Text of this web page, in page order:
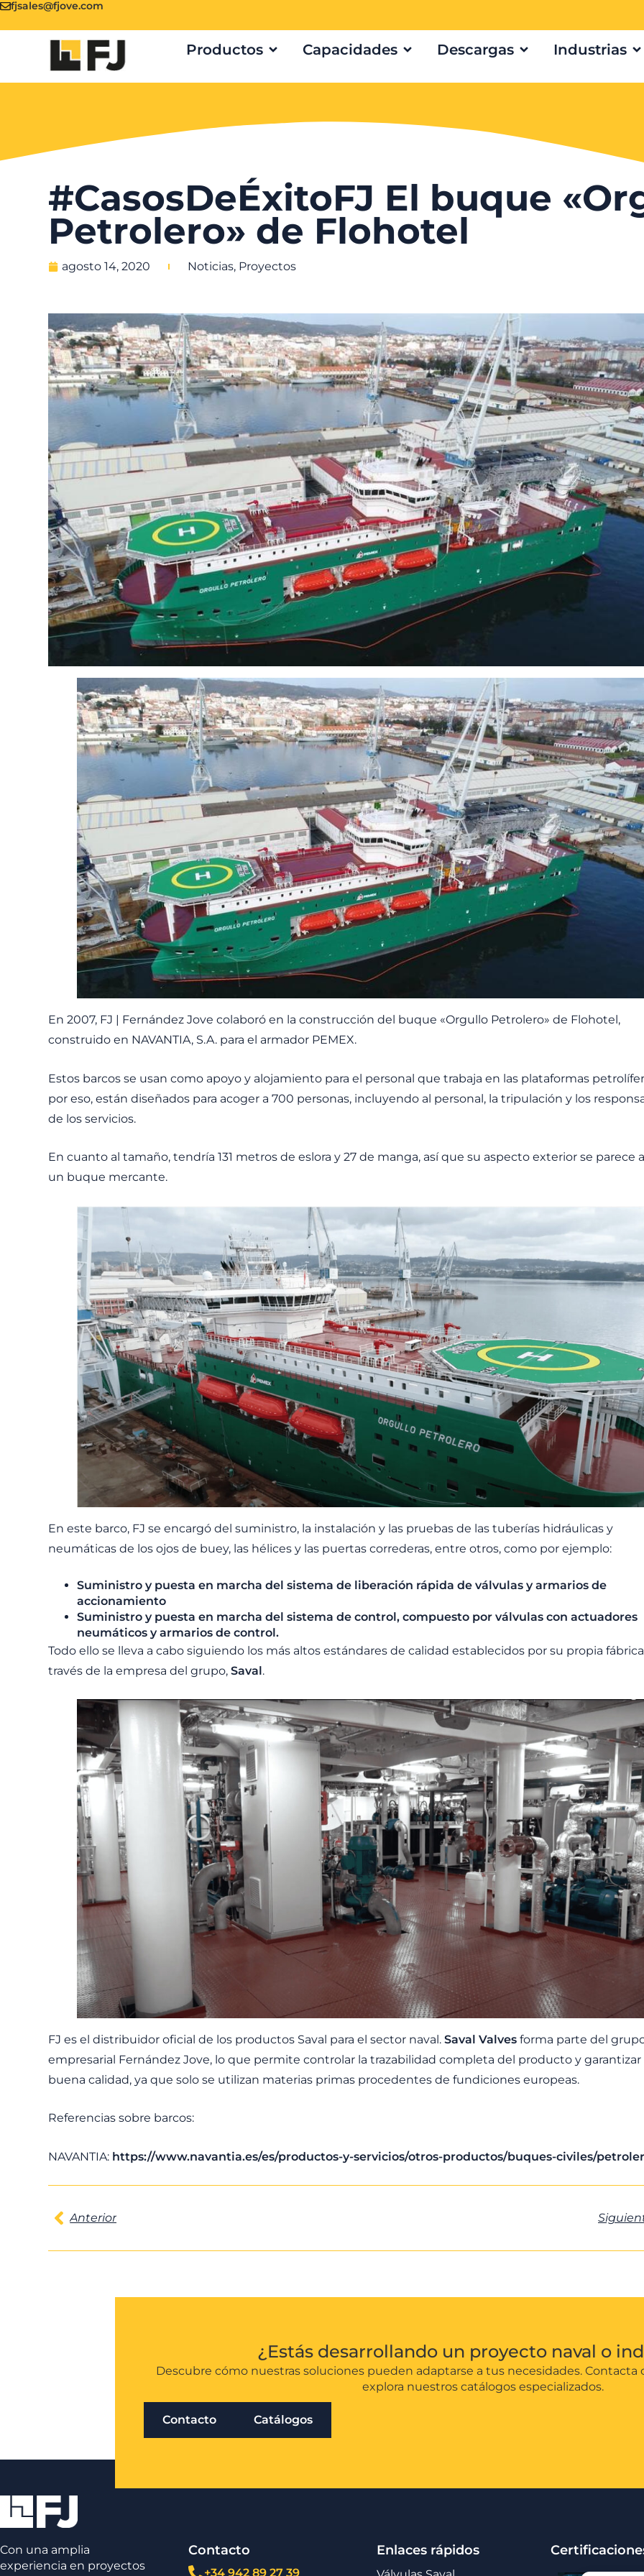
fjsales@fjove.com
Productos Capacidades Descargas Industrias
#CasosDeÉxitoFJ El buque
Petrolero» de Flohotel
agosto 14, 2020 Noticias, Proyectos
En 2007, FJ | Fernández Jove colaboró en la construcción del buque «Orgullo Petrolero» de Flohotel,
construido en NAVANTIA, S.A. para el armador PEMEX.
Estos barcos se usan como apoyo y alojamiento para el personal que trabaja en las plataformas
por eso, están diseñados para acoger a 700 personas, incluyendo al personal, la tripulación y los
de los servicios.
En cuanto al tamaño, tendría 131 metros de eslora y 27 de manga, así que su aspecto exterior se parece
un buque mercante.
En este barco, FJ se encargó del suministro, la instalación y las pruebas de las tuberías hidráulicas y
neumáticas de los ojos de buey, las hélices y las puertas correderas, entre otros, como por ejemplo:
Suministro y puesta en marcha del sistema de liberación rápida de válvulas y armarios de
accionamiento
Suministro y puesta en marcha del sistema de control, compuesto por válvulas con actuadores
neumáticos y armarios de control.
Todo ello se lleva a cabo siguiendo los más altos estándares de calidad establecidos por su propia
través de la empresa del grupo,Saval.
FJ es el distribuidor oficial de los productos Saval para el sector naval.Saval Valves forma parte del
empresarial Fernández Jove, lo que permite controlar la trazabilidad completa del producto y garantizar
buena calidad, ya que solo se utilizan materias primas procedentes de fundiciones europeas.
Referencias sobre barcos:
NAVANTIA: https://www.navantia.es/es/productos-y-servicios/otros-productos/buques-civiles/
Anterior
¿Estás desarrollando un proyecto naval o
Descubre cómo nuestras soluciones pueden adaptarse a tus necesidades.
explora nuestros catálogos especializados.
Contacto Catálogos
Con una amplia
experiencia en proyectos
Contacto
+34 942 89 27 39
Enlaces rápidos